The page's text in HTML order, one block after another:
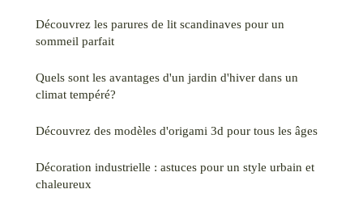
Découvrez les parures de lit scandinaves pour un
sommeil parfait
Quels sont les avantages d'un jardin d'hiver dans un
climat tempéré?
Découvrez des modèles d'origami 3d pour tous les âges
Décoration industrielle : astuces pour un style urbain et
chaleureux